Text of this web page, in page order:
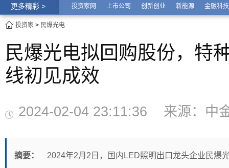
更多精彩 > 投资家网 上市公司 创新创业 新能源 金融科技
投资家 > 民爆光电
民爆光电拟回购股份，特
线初见成效
2024-02-04 23:11:36 来源：
摘要： 2024年2月2日，国内LED照明出口龙头企业民爆